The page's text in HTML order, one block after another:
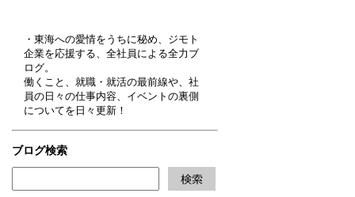
・東海への愛情をうちに秘め、ジモト
企業を応援する、全社員による全力ブ
ログ。
働くこと、就職・就活の最前線や、社
員の日々の仕事内容、イベントの裏側
についてを日々更新！
ブログ検索